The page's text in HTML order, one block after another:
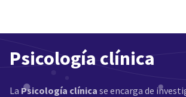
Psicología clínica
La Psicología clínica se encarga de